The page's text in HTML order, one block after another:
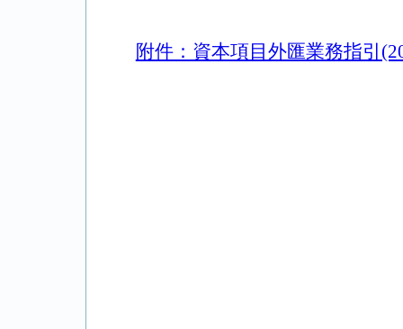
附件：資本項目外匯業務指引